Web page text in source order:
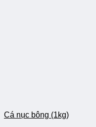
Cá nục bông (1kg)